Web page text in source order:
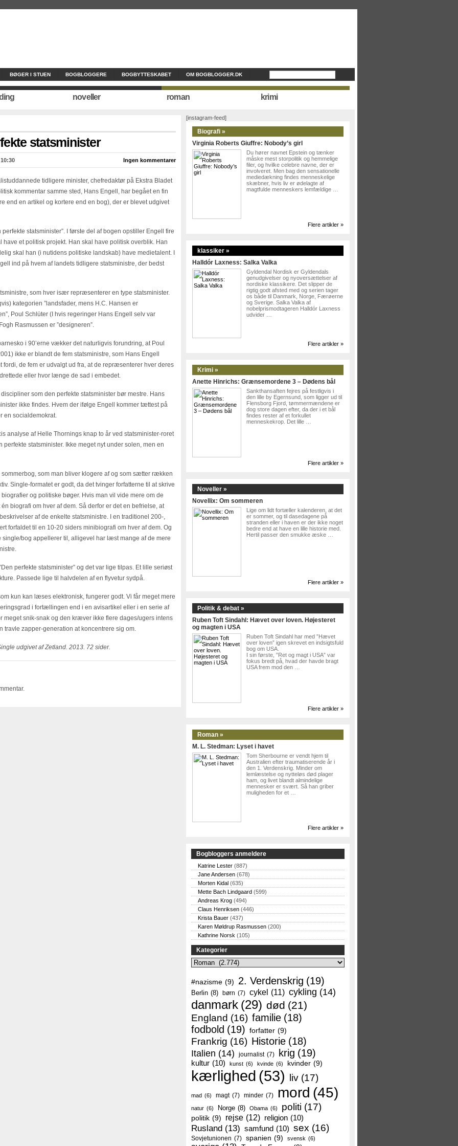
BØGER I STUEN BOGBLOGGERE BOGBYTTESKABET OM BOGBLOGGER.DK
noveller roman krimi
statsminister
Ingen kommentarer
tidligere minister, chefredaktør på Ekstra Bladet
kommentar samme sted, Hans Engell, har begået en fin
end en artikel og kortere end en bog), der er blevet udgivet
statsminister”. I første del af bogen opstiller Engell fire
have et politisk projekt. Han skal have politisk overblik. Han
skal han (i nutidens politiske landskab) have medietalent. I
ind på hvem af landets tidligere statsministre, der bedst
som hver især repræsenterer en type statsminister.
kategorien ”landsfader, mens H.C. Hansen er
Poul Schlüter (I hvis regeringer Hans Engell selv var
Rasmussen er ”designeren”.
i 90’erne vækker det naturligvis forundring, at Poul
ikke er blandt de fem statsministre, som Hans Engell
de fem er udvalgt ud fra, at de repræsenterer hver deres
eller hvor længe de sad i embedet.
som den perfekte statsminister bør mestre. Hans
ikke findes. Hvem der ifølge Engell kommer tættest på
en socialdemokrat.
analyse af Helle Thornings knap to år ved statsminister-roret
statsminister. Ikke meget nyt under solen, men en
sommerbog, som man bliver klogere af og som sætter rækken
Single-formatet er godt, da det tvinger forfatterne til at skrive
og politiske bøger. Hvis man vil vide mere om de
biografi om hver af dem. Så derfor er det en befrielse, at
af de enkelte statsministre. I en traditionel 200-,
forfaldet til en 10-20 siders minibiografi om hver af dem. Og
bog appellerer til, alligevel har læst mange af de mere
perfekte statsminister” og det var lige tilpas. Et lille seriøst
Passede lige til halvdelen af en flyvetur sydpå.
kun kan læses elektronisk, fungerer godt. Vi får meget mere
i fortællingen end i en avisartikel eller i en serie af
meget snik-snak og den kræver ikke flere dages/ugers intens
zapper-generation at koncentrere sig om.
udgivet af Zetland. 2013. 72 sider.
[instagram-feed]
Biografi »
Virginia Roberts Giuffre: Nobody’s girl
Du hører navnet Epstein og tænker
måske mest storpolitik og hemmelige
filer, og hvilke celebre navne, der er
involveret. Men bag den sensationelle
mediedækning findes menneskelige
skæbner, hvis liv er ødelagte af
magtfulde menneskers lemfældige …
Flere artikler »
klassiker »
Halldór Laxness: Salka Valka
Gyldendal Nordisk er Gyldendals
genudgivelser og nyoversættelser af
nordiske klassikere. Det slipper de
rigtig godt afsted med og serien tager
os både til Danmark, Norge, Færøerne
og Sverige. Salka Valka af
nobelprismodtageren Halldór Laxness
udvider …
Flere artikler »
Krimi »
Anette Hinrichs: Grænsemordene 3 – Dødens bål
Sankthansaften fejres på festligvis i
den lille by Egernsund, som ligger ud til
Flensborg Fjord, tømmermændene er
dog store dagen efter, da der i et bål
findes rester af et forkullet
menneskekrop. Det lille …
Flere artikler »
Noveller »
Novellix: Om sommeren
Lige om lidt fortæller kalenderen, at det
er sommer, og til dasedagene på
stranden eller i haven er der ikke noget
bedre end at have en lille historie med.
Hertil passer den smukke æske …
Flere artikler »
Politik & debat »
Ruben Toft Sindahl: Hævet over loven. Højesteret
og magten i USA
Ruben Toft Sindahl har med ”Hævet
over loven” igen skrevet en indsigtsfuld
bog om USA.
I sin første, ”Ret og magt i USA” var
fokus bredt på, hvad der havde bragt
USA frem mod den …
Flere artikler »
Roman »
M. L. Stedman: Lyset i havet
Tom Sherbourne er vendt hjem til
Australien efter traumatiserende år i
den 1. Verdenskrig. Minder om
lemlæstelse og nytteløs død plager
ham, og livet blandt almindelige
mennesker er svært. Så han griber
muligheden for et …
Flere artikler »
Bogbloggers anmeldere
Katrine Lester (887)
Jane Andersen (678)
Morten Kidal (635)
Mette Bach Lindgaard (599)
Andreas Krog (494)
Claus Henriksen (446)
Krista Bauer (437)
Karen Møldrup Rasmussen (200)
Kathrine Norsk (105)
Kategorier
Kategorier
#nazisme (9) 2. Verdenskrig (19)
Berlin (8) børn (7) cykel (11) cykling (14)
danmark (29) død (21)
England (16) familie (18)
fodbold (19) forfatter (9)
Frankrig (16) Historie (18)
Italien (14) journalist (7) krig (19)
kultur (10) kunst (6) kvinde (6) kvinder (9)
kærlighed (53) liv (17)
mad (6) magt (7) minder (7) mord (45)
natur (6) Norge (8) Obama (6) politi (17)
politik (9) rejse (12) religion (10)
Rusland (13) samfund (10) sex (16)
Sovjetunionen (7) spanien (9) svensk (6)